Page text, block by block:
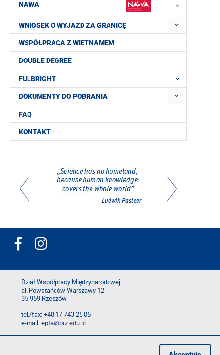
NAWA
WNIOSEK O WYJAZD ZA GRANICĘ
WSPÓŁPRACA Z WIETNAMEM
DOUBLE DEGREE
FULBRIGHT
DOKUMENTY DO POBRANIA
FAQ
KONTAKT
Dział Współpracy Międzynarodowej
al. Powstańców Warszawy 12
35-959 Rzeszów
tel./fax: +48 17 743 25 05
e-mail: epta@prz.edu.pl
Deklaracja dostępności